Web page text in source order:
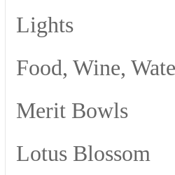
Lights
Food, Wine,
Merit Bowls
Lotus Blossom